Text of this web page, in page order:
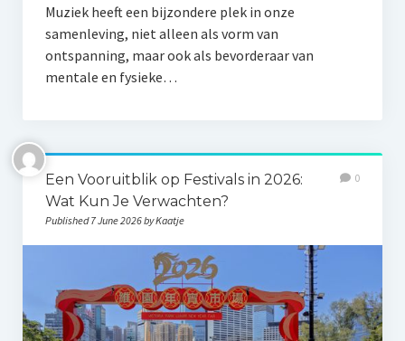
Muziek heeft een bijzondere plek in onze
samenleving, niet alleen als vorm van
ontspanning, maar ook als bevorderaar van
mentale en fysieke…
Een Vooruitblik op Festivals in 2026:
Wat Kun Je Verwachten?
Published 7 June 2026 by Kaatje
0